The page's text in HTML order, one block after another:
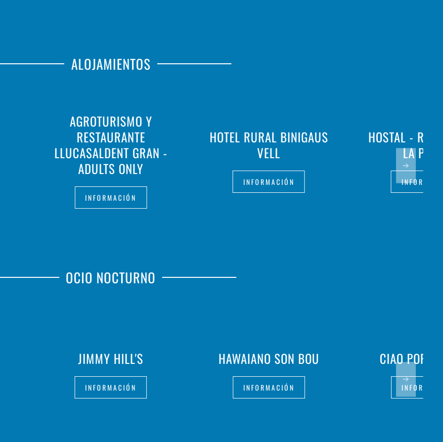
ALOJAMIENTOS
AGROTURISMO Y
RESTAURANTE
LLUCASALDENT GRAN -
ADULTS ONLY
INFORMACIÓN
HOTEL RURAL BINIGAUS
VELL
INFORMACIÓN
HOSTAL -
LA
OCIO NOCTURNO
JIMMY HILL'S
INFORMACIÓN
HAWAIANO SON BOU
INFORMACIÓN
CIAO PORT